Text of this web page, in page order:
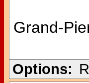
Grand-
Options: